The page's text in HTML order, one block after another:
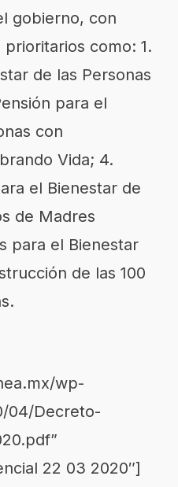
gobierno, con
como: 1.
de las Personas
para el
con
Vida; 4.
el Bienestar de
de Madres
para el Bienestar
de las 100
wp-
04/Decreto-
22 03 2020″]